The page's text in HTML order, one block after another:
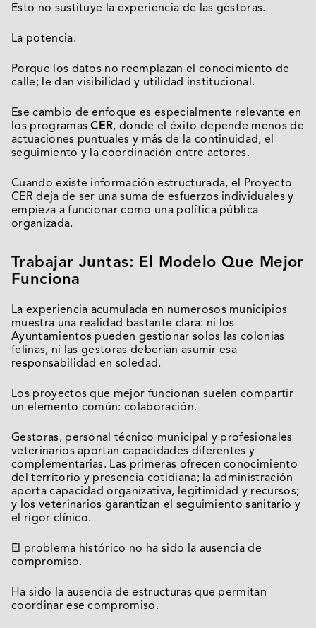
Esto no sustituye la experiencia de las gestoras.
La potencia.
Porque los datos no reemplazan el conocimiento de
calle; le dan visibilidad y utilidad institucional.
Ese cambio de enfoque es especialmente relevante en
los programasCER, donde el éxito depende menos de
actuaciones puntuales y más de la continuidad, el
seguimiento y la coordinación entre actores.
Cuando existe información estructurada, el Proyecto
CER deja de ser una suma de esfuerzos individuales y
empieza a funcionar como una política pública
organizada.
Trabajar Juntas: El Modelo Que Mejor
Funciona
La experiencia acumulada en numerosos municipios
muestra una realidad bastante clara: ni los
Ayuntamientos pueden gestionar solos las colonias
felinas, ni las gestoras deberían asumir esa
responsabilidad en soledad.
Los proyectos que mejor funcionan suelen compartir
un elemento común: colaboración.
Gestoras, personal técnico municipal y profesionales
veterinarios aportan capacidades diferentes y
complementarias. Las primeras ofrecen conocimiento
del territorio y presencia cotidiana; la administración
aporta capacidad organizativa, legitimidad y recursos;
y los veterinarios garantizan el seguimiento sanitario y
el rigor clínico.
El problema histórico no ha sido la ausencia de
compromiso.
Ha sido la ausencia de estructuras que permitan
coordinar ese compromiso.